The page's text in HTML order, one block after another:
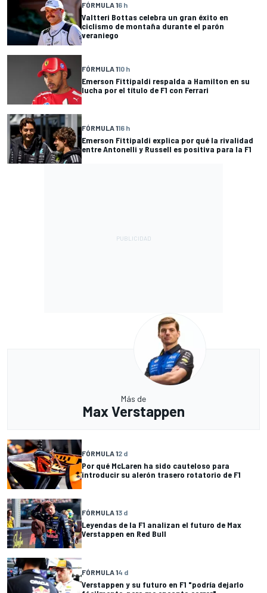
FÓRMULA 16 h
Valtteri Bottas celebra un gran éxito en
ciclismo de montaña durante el parón
veraniego
FÓRMULA 110 h
Emerson Fittipaldi respalda a Hamilton en su
lucha por el título de F1 con Ferrari
FÓRMULA 116 h
Emerson Fittipaldi explica por qué la rivalidad
entre Antonelli y Russell es positiva para la F1
Más de
Max Verstappen
FÓRMULA 12 d
Por qué McLaren ha sido cauteloso para
introducir su alerón trasero rotatorio de F1
FÓRMULA 13 d
Leyendas de la F1 analizan el futuro de Max
Verstappen en Red Bull
FÓRMULA 14 d
Verstappen y su futuro en F1 "podría dejarlo